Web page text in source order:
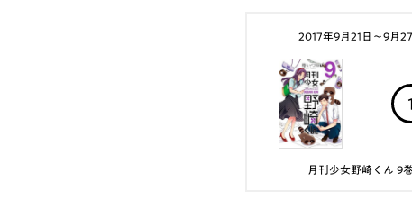
2017年9月21日〜9月
1
月刊少女野崎くん 9